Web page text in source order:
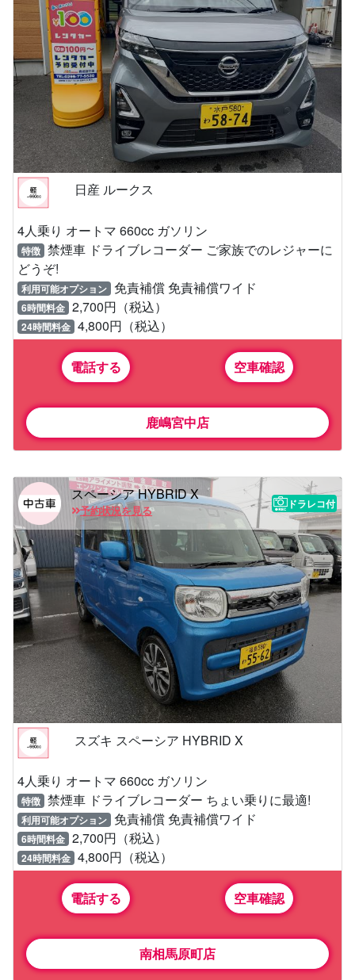
日産 ルークス
4人乗り オートマ 660cc ガソリン
特徴 禁煙車 ドライブレコーダー ご家族でのレジャーに
どうぞ!
利用可能オプション 免責補償 免責補償ワイド
6時間料金 2,700円（税込）
24時間料金 4,800円（税込）
電話する 空車確認
鹿嶋宮中店
スペーシア HYBRID X
予約状況を見る
ドラレコ付
スズキ スペーシア HYBRID X
4人乗り オートマ 660cc ガソリン
特徴 禁煙車 ドライブレコーダー ちょい乗りに最適!
利用可能オプション 免責補償 免責補償ワイド
6時間料金 2,700円（税込）
24時間料金 4,800円（税込）
電話する 空車確認
南相馬原町店